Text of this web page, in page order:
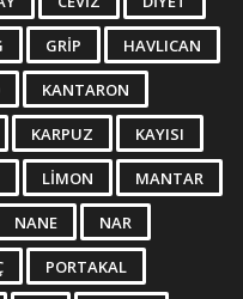
GRIP HAVLICAN
KANTARON
KARPUZ KAYISI
LIMON MANTAR
NANE NAR
PORTAKAL